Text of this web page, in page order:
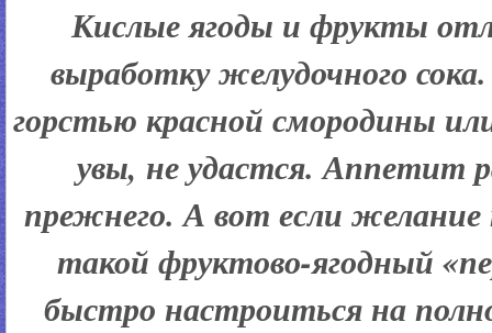
Кислые ягоды и фрукты
выработку желудочного
горстью красной смородины
увы, не удастся. Аппетит
прежнего. А вот если
такой фруктово-ягодный
быстро настроиться на